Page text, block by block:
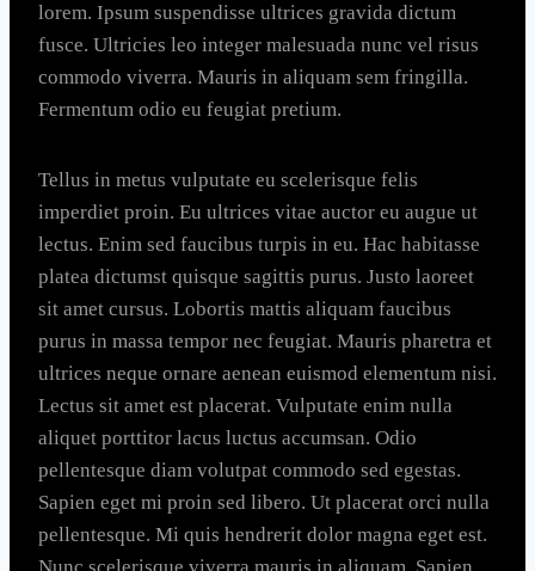
lorem. Ipsum suspendisse ultrices gravida dictum
fusce. Ultricies leo integer malesuada nunc vel risus
commodo viverra. Mauris in aliquam sem fringilla.
Fermentum odio eu feugiat pretium.
Tellus in metus vulputate eu scelerisque felis
imperdiet proin. Eu ultrices vitae auctor eu augue ut
lectus. Enim sed faucibus turpis in eu. Hac habitasse
platea dictumst quisque sagittis purus. Justo laoreet
sit amet cursus. Lobortis mattis aliquam faucibus
purus in massa tempor nec feugiat. Mauris pharetra et
ultrices neque ornare aenean euismod elementum nisi.
Lectus sit amet est placerat. Vulputate enim nulla
aliquet porttitor lacus luctus accumsan. Odio
pellentesque diam volutpat commodo sed egestas.
Sapien eget mi proin sed libero. Ut placerat orci nulla
pellentesque. Mi quis hendrerit dolor magna eget est.